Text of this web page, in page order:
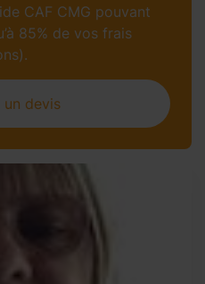
CAF CMG pouvant
85% de vos frais
un devis